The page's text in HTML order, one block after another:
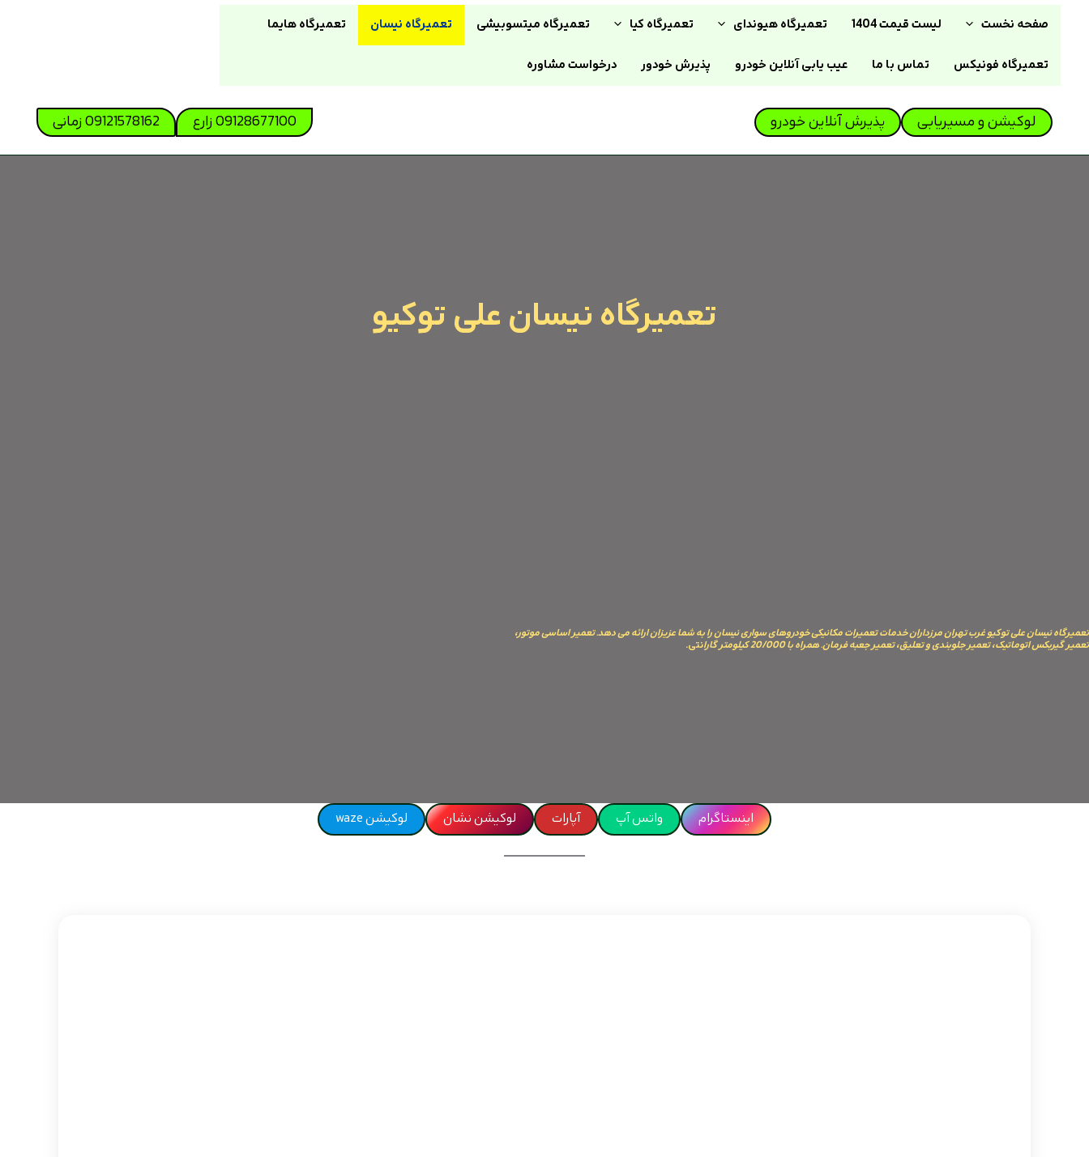
صفحه نخست لیست قیمت 1404 تعمیرگاه هیوندای تعمیرگاه کیا تعمیرگاه میتسوبیشی تعمیرگاه نیسان تعمیرگاه هایما
تعمیرگاه فونیکس تماس با ما عیب یابی آنلاین خودرو پذیرش خودور درخواست مشاوره
لوکیشن و مسیریابی پذیرش آنلاین خودرو 09128677100 زارع 09121578162 زمانی
تعمیرگاه نیسان علی توکیو
تعمیرگاه نیسان علی توکیو غرب تهران مرزداران خدمات تعمیرات مکانیکی خودروهای سواری نیسان را به شما عزیزان ارائه می دهد. تعمیر اساسی موتور،
تعمیر گیربکس اتوماتیک، تعمیر جلوبندی و تعلیق، تعمیر جعبه فرمان. همراه با 20/000 کیلومتر گارا
نتی.
اینستاگرام واتس آپ آپارات لوکیشن نشان لوکیشن waze